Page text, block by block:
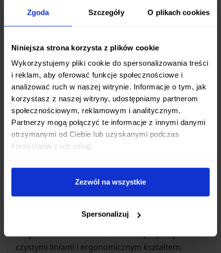
Zgoda Szczegóły O plikach cookies
Niniejsza strona korzysta z plików cookie
Wykorzystujemy pliki cookie do spersonalizowania treści
i reklam, aby oferować funkcje społecznościowe i
analizować ruch w naszej witrynie. Informacje o tym, jak
korzystasz z naszej witryny, udostępniamy partnerom
społecznościowym, reklamowym i analitycznym.
Partnerzy mogą połączyć te informacje z innymi danymi
otrzymanymi od Ciebie lub uzyskanymi podczas
korzystania z ich usług.
Zezwól na wszystkie
Spersonalizuj
pracy.
Idealny do Codziennych Zadań
Dzięki swoim niewielkim rozmiarom i wadze
zaledwie 54 gramów, Boker Plus Tenshi jest
praktycznie niewyczuwalny w kieszeni, a
jednocześnie gotowy sprostać codziennym
wyzwaniom. Doskonale sprawdzi się podczas:
Otwierania paczek i kopert
Przygotowywania posiłków w terenie
Innych sytuacji wymagających ostrego i
Design i Funkcjonalność
Projekt Kansei Matsuno charakteryzuje się
czystymi liniami i ergonomicznym kształtem.